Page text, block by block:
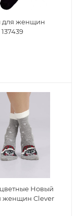
для женщин
Новый
женщин Clever